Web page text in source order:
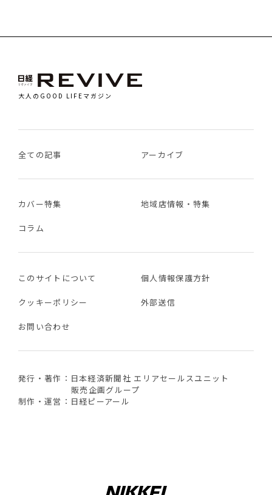
大人のGOOD LIFEマガジン
全ての記事 アーカイブ
カバー特集 地域店情報・特集
コラム
このサイトについて 個人情報保護方針
クッキーポリシー 外部送信
お問い合わせ
発行・著作：日本経済新聞社 エリアセールスユニット
販売企画グループ
制作・運営：日経ピーアール